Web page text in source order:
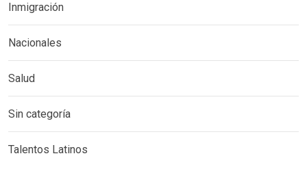
Inmigración
Nacionales
Salud
Sin categoría
Talentos Latinos